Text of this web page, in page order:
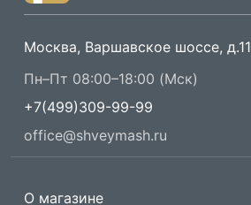
Москва, Варшавское шоссе, д.11
Пн–Пт 08:00–18:00 (Мск)
+7(499)309-99-99
office@shveymash.ru
О магазине